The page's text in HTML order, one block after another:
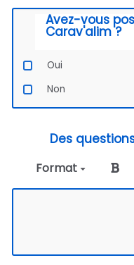
Avez-vous
Carav'alim ?
Oui
Non
Des
Format